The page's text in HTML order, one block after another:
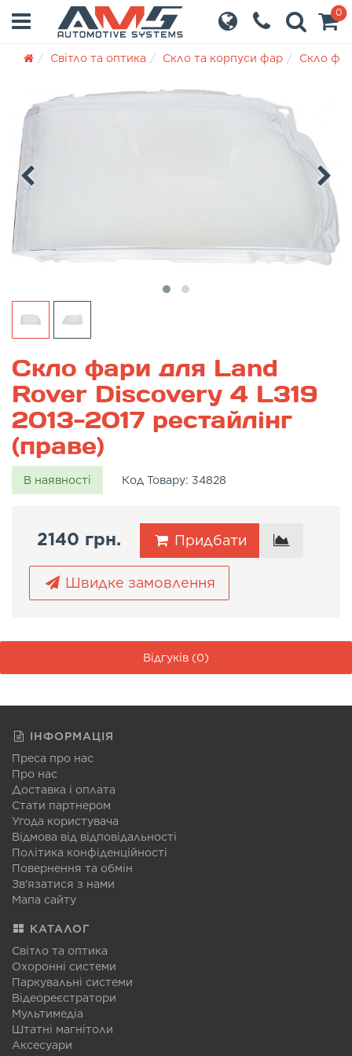
0
Світло та оптика Скло та корпуси фар Скло
Скло фари для Land
Rover Discovery 4 L319
2013-2017 рестайлінг
(праве)
В наявності Код Товару: 34828
2140 грн. Придбати
Швидке замовлення
Відгуків (0)
ІНФОРМАЦІЯ
Преса про нас
Про нас
Доставка і оплата
Стати партнером
Угода користувача
Відмова від відповідальності
Політика конфіденційності
Повернення та обмін
Зв'язатися з нами
Мапа сайту
КАТАЛОГ
Світло та оптика
Охоронні системи
Паркувальні системи
Відеореєстратори
Мультимедіа
Штатні магнітоли
Аксесуари